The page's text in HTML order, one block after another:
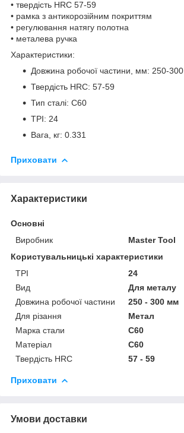
• твердість HRC 57-59
• рамка з антикорозійним покриттям
• регулювання натягу полотна
• металева ручка
Характеристики:
Довжина робочої частини, мм: 250-300
Твердість HRC: 57-59
Тип сталі: C60
TPI: 24
Вага, кг: 0.331
Приховати
Характеристики
Основні
Виробник
Master Tool
Користувальницькі характеристики
TPI
24
Вид
Для металу
Довжина робочої частини
250 - 300 мм
Для різання
Метал
Марка стали
C60
Матеріал
C60
Твердість HRC
57 - 59
Приховати
Умови доставки